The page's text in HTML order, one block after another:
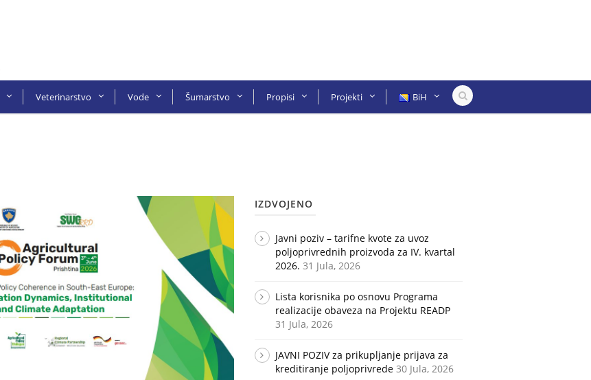
Veterinarstvo Vode Šumarstvo Propisi Projekti BiH
IZDVOJENO
Javni poziv – tarifne kvote za uvoz
poljoprivrednih proizvoda za IV. kvartal
2026. 31 Jula, 2026
Lista korisnika po osnovu Programa
realizacije obaveza na Projektu READP
31 Jula, 2026
JAVNI POZIV za prikupljanje prijava za
kreditiranje poljoprivrede 30 Jula, 2026